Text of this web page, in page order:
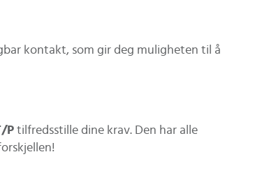
kontakt, som gir deg muligheten til å
P tilfredsstille dine krav. Den har alle